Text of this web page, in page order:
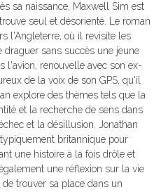
sa naissance, Maxwell Sim est
seul et désorienté. Le roman
l'Angleterre, où il revisite les
draguer sans succès une jeune
l'avion, renouvelle avec son ex-
de la voix de son GPS, qu'il
explore des thèmes tels que la
et la recherche de sens dans
et la désillusion. Jonathan
britannique pour
une histoire à la fois drôle et
une réflexion sur la vie
trouver sa place dans un